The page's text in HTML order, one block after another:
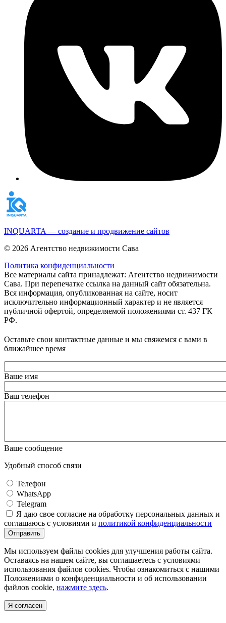
INQUARTA — создание и продвижение сайтов
© 2026 Агентство недвижимости Сава
Политика конфиденциальности
Все материалы сайта принадлежат: Агентство недвижимости
Сава. При перепечатке ссылка на данный сайт обязательна.
Вся информация, опубликованная на сайте, носит
исключительно информационный характер и не является
публичной офертой, определяемой положениями ст. 437 ГК
РФ.
Оставьте свои контактные данные и мы свяжемся с вами в
ближайшее время
Ваше имя
Ваш телефон
Ваше сообщение
Удобный способ связи
Телефон
WhatsApp
Telegram
Я даю свое согласие на обработку персональных данных и
соглашаюсь с условиями и политикой конфиденциальности
Отправить
Мы используем файлы cookies для улучшения работы сайта.
Оставаясь на нашем сайте, вы соглашаетесь с условиями
использования файлов cookies. Чтобы ознакомиться с нашими
Положениями о конфиденциальности и об использовании
файлов cookie, нажмите здесь.
Я согласен